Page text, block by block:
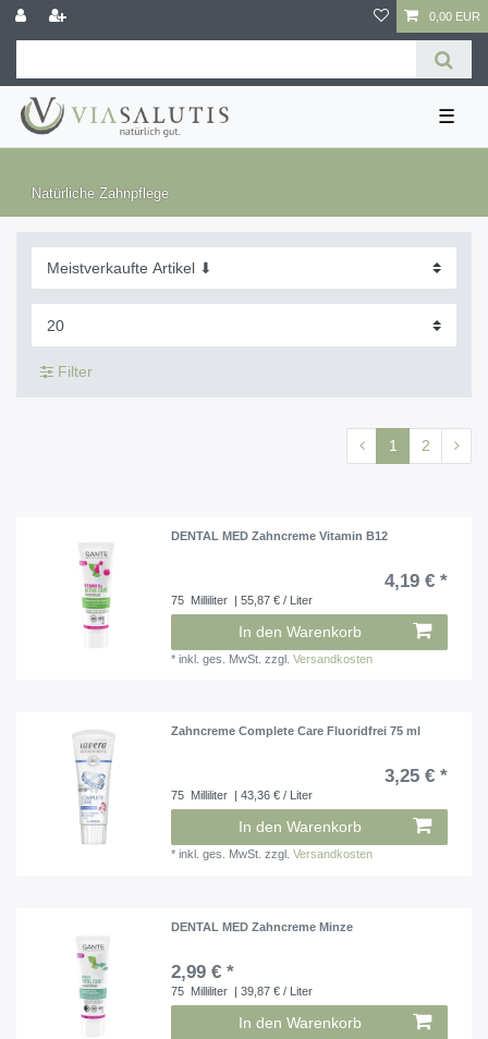
0,00 EUR
☰
Natürliche Zahnpflege
Filter
1 2
DENTAL MED Zahncreme Vitamin B12
4,19 € *
75 Milliliter | 55,87 € / Liter
In den Warenkorb
*inkl. ges. MwSt. zzgl.Versandkosten
Zahncreme Complete Care Fluoridfrei 75 ml
3,25 € *
75 Milliliter | 43,36 € / Liter
In den Warenkorb
*inkl. ges. MwSt. zzgl.Versandkosten
DENTAL MED Zahncreme Minze
2,99 € *
75 Milliliter | 39,87 € / Liter
In den Warenkorb